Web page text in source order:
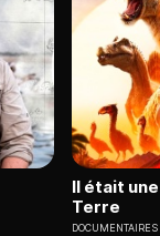
Il était
Terre
DOCUMENTAIRES